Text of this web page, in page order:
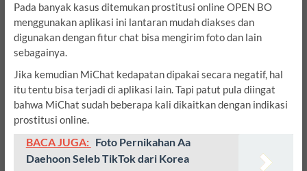
Pada banyak kasus ditemukan prostitusi online OPEN BO
menggunakan aplikasi ini lantaran mudah diakses dan
digunakan dengan fitur chat bisa mengirim foto dan lain
sebagainya.
Jika kemudian MiChat kedapatan dipakai secara negatif, hal
itu tentu bisa terjadi di aplikasi lain. Tapi patut pula diingat
bahwa MiChat sudah beberapa kali dikaitkan dengan indikasi
prostitusi online.
BACA JUGA: Foto Pernikahan Aa
Daehoon Seleb TikTok dari Korea